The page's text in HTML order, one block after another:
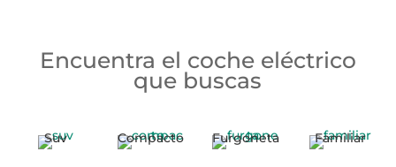
Encuentra el coche eléctrico
que buscas
Suv Compacto Furgoneta Familiar